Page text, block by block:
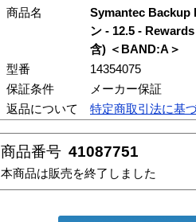
商品名
Symantec Backup
ン - 12.5 -
含) ＜BAND:A＞
型番
14354075
保証条件
メーカー保証
返品について
特定商取引法に基
商品番号 41087751
本商品は販売を終了しました